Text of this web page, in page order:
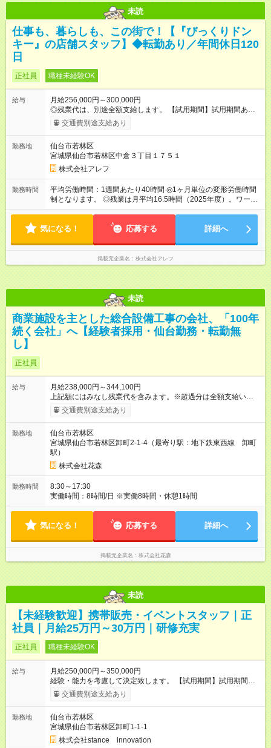
未読
仕事も、暮らしも、この街で！【『びっくりドン
キー』の店舗スタッフ】◆転勤あり／年間休日120
日
正社員 職種未経験OK
給与
月給256,000円～300,000円
◎残業代は、別途全額支給します。 【試用期間】試用期間あり
試用期間の長さ：3ヶ月 雇用形態、給与は本採用時と同じです。
交通費別途支給あり
勤務地
仙台市若林区
宮城県仙台市若林区中倉３丁目１７５１
株式会社アレフ
勤務時間
平均労働時間：1週間あたり40時間 ◎1ヶ月単位の変形労働時間
制となります。 ◎残業は月平均16.5時間（2025年度）。ワーク
ライフバランス充実のため、働きやすい環境づくりを推進して
労働時間制となります。 ◎残業は月平均16.5時間（2025年
りを推進しています。
気になる！ 応募する 詳細へ
掲載元企業名 株式会社アレフ
未読
商業施設を主とした総合設備工事の会社、「100年
続く会社」へ【経験者採用・仙台勤務・転勤無
し】
正社員
給与
月給238,000円～344,100円
上記額にはみなし残業代を含みます。※超過分は全額支給いたし
ます。 みなし残業代 52,000円 ～ 75,000円／月 みなし残業時
間 35時間／月 ※みなし残業代は月給額に含まれます。 【試用期
に、本採用時と異なる部分があります。 雇用形態：中途採用
（契約社員） 給与：本採用時と同じです。
交通費別途支給あり
勤務地
仙台市若林区
宮城県仙台市若林区卸町2-1-4（最寄り駅：地下鉄東西線 卸町
駅）
株式会社花森
勤務時間
8:30～17:30
実働時間：8時間/日 ※実働8時間・休憩1時間
気になる！ 応募する 詳細へ
掲載元企業名 株式会社花森
未読
【未経験歓迎】携帯販売・イベントスタッフ｜正
社員｜月給25万円～30万円｜研修充実
正社員 職種未経験OK
給与
月給250,000円～350,000円
経験・能力を考慮して決定致します。 【試用期間】試用期間な
し 交通費別途支給あり
勤務地
仙台市若林区
宮城県仙台市若林区卸町1-1-1
株式会社stance innovation